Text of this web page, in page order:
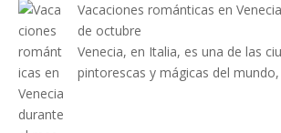
Vacaciones románticas en
de octubre
Venecia, en Italia, es una de las
pintorescas y mágicas del